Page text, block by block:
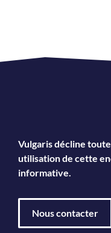
Vulgaris décline
utilisation de cette
informative.
Nous contacter